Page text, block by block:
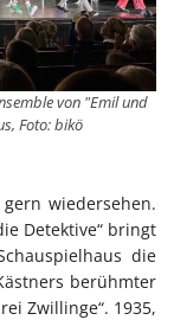
von "Emil und
Foto: bikö
wiedersehen.
Detektive“ bringt
die
berühmter
Zwillinge“. 1935,